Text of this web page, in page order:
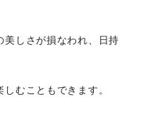
美しさが損なわれ、日持
むこともできます。